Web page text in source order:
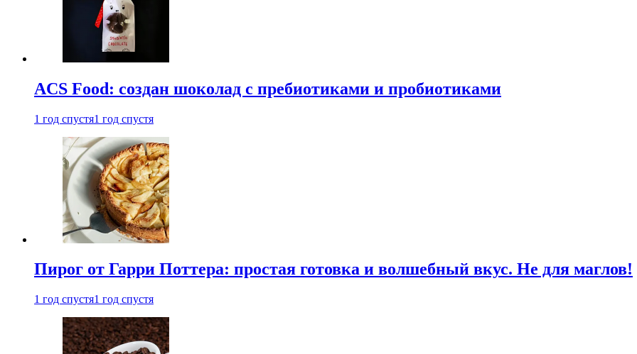
ACS Food: создан шоколад с пребиотиками и пробиотиками
1 год спустя1 год спустя
Пирог от Гарри Поттера: простая готовка и волшебный вкус. Не для маглов!
1 год спустя1 год спустя